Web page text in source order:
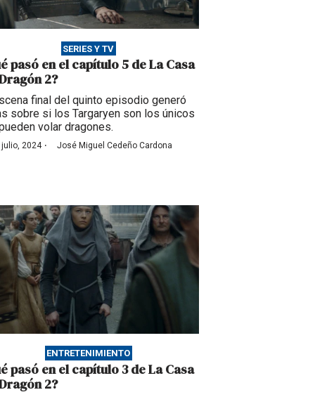
SERIES Y TV
pasó en el capítulo 5 de La Casa
2?
final del quinto episodio generó
sobre si los Targaryen son los únicos
volar dragones.
julio, 2024· José Miguel Cedeño Cardona
ENTRETENIMIENTO
pasó en el capítulo 3 de La Casa
2?